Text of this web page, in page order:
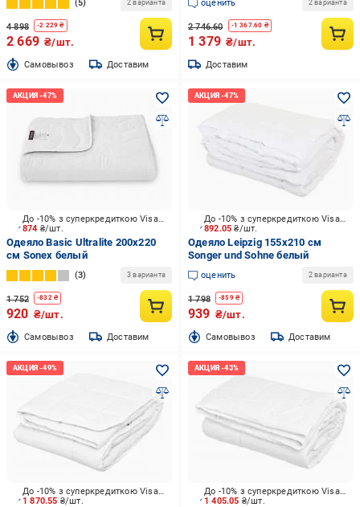
5 2 варианта
4 898 -2 229 ₴
2 669 ₴/шт.
Cамовывоз Доставим
оценить 2 варианта
2 746.60 -1 367.60 ₴
1 379 ₴/шт.
Доставим
874 ₴/шт.
До -10% з суперкредиткою Visa Вигода
Одеяло Basic Ultralite 200x220
см Sonex белый
3 3 варианта
1 752 -832₴
920 ₴/шт.
Cамовывоз Доставим
892.05₴/шт.
До -10% з суперкредиткою Visa Вигода
Одеяло Leipzig 155x210 см
Songer und Sohne белый
оценить 2 варианта
1 798 -859₴
939 ₴/шт.
Cамовывоз Доставим
1 870.55 ₴/шт.
До -10% з суперкредиткою Visa Вигода
1 405.05 ₴/шт.
До -10% з суперкредиткою Visa Вигода